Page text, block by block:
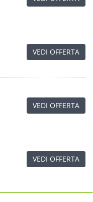
VEDI OFFERTA
VEDI OFFERTA
VEDI OFFERTA